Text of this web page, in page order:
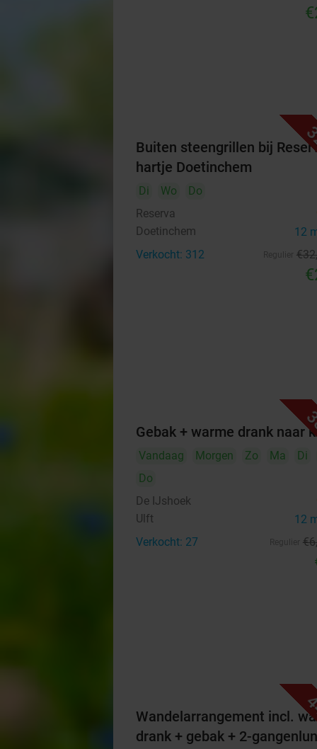
Buiten steengrillen bij
hartje Doetinchem
Di Wo
Do
Reserva
Doetinchem 12
Verkocht: 312 €32
Gebak + warme drank naar
Vandaag Morgen Zo Ma Di
Do
De IJshoek
Ulft 12
Verkocht: 27 €6
Wandelarrangement incl.
drank + gebak + 2-